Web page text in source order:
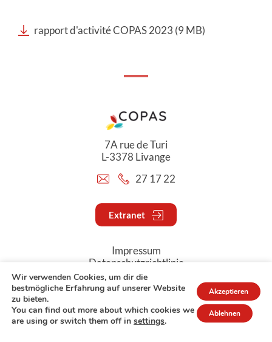
rapport d'activité COPAS 2023 (9 MB)
7A rue de Turi
L-3378 Livange
27 17 22
Extranet
Impressum
Datenschutzrichtlinie
© Copyright 2026 - COPAS
Wir verwenden Cookies, um dir die
bestmögliche Erfahrung auf unserer Website
zu bieten.
You can find out more about which cookies we
are using or switch them off in settings.
Akzeptieren
Ablehnen